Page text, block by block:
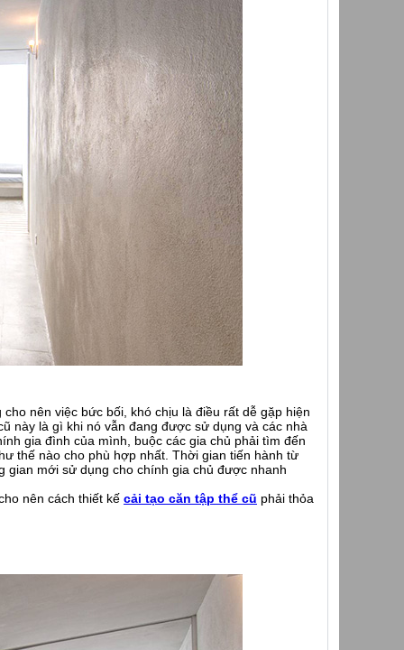
nên việc bức bối, khó chịu là điều rất dễ gặp hiện
này là gì khi nó vẫn đang được sử dụng và các nhà
gia đình của mình, buộc các gia chủ phải tìm đến
thế nào cho phù hợp nhất. Thời gian tiến hành từ
gian mới sử dụng cho chính gia chủ được nhanh
nên cách thiết kế cải tạo căn tập thể cũ phải thỏa